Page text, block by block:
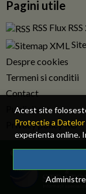
Acest site
Protectie a Datelor
experienta online.
imbunatatim
experienta online
folosite doar de
AICIpentru
Pagini utile
RSS Flux
Despre cookies
Termeni si conditii
Contact
Publicitate
Privacy policy RO
© 2026